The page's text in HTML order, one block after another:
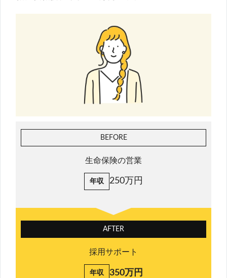
BEFORE
生命保険の営業
年収 250万円
AFTER
採用サポート
年収 350万円